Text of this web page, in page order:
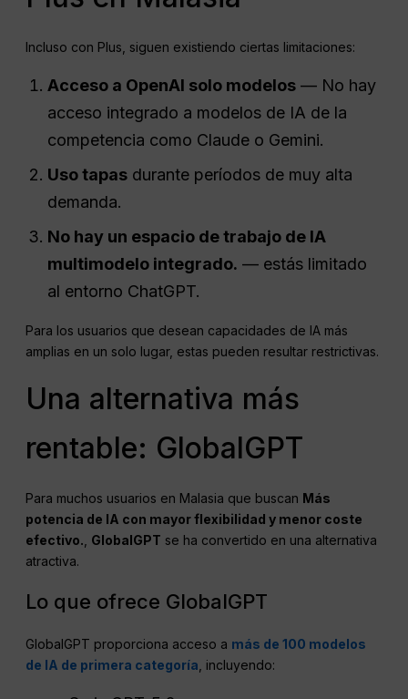
Incluso con Plus, siguen existiendo ciertas limitaciones:
Acceso a OpenAI solo modelos — No hay
acceso integrado a modelos de IA de la
competencia como Claude o Gemini.
Usotapas durante períodos de muy alta
demanda.
No hay un espacio de trabajo de IA
multimodelo integrado. — estás limitado
al entorno ChatGPT.
Para los usuarios que desean capacidades de IA más
amplias en un solo lugar, estas pueden resultar restrictivas.
Una alternativa más
rentable: GlobalGPT
Para muchos usuarios en Malasia que buscan Más
potencia de IA con mayor flexibilidad y menor coste
efectivo., GlobalGPT se ha convertido en una alternativa
atractiva.
Lo que ofrece GlobalGPT
GlobalGPT proporciona acceso a más de 100 modelos
de IA de primera categoría , incluyendo: